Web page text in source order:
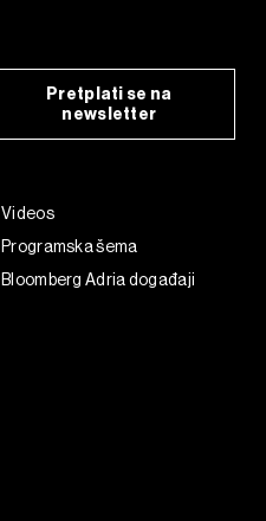
Pretplati se na
newsletter
Videos
Programska šema
Bloomberg Adria događaji